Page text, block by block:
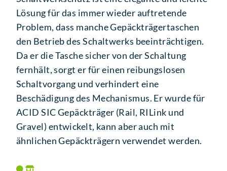
Lösung für das immer wieder auftretende
Problem, dass manche Gepäckträgertaschen
den Betrieb des Schaltwerks beeinträchtigen.
Da er die Tasche sicher von der Schaltung
fernhält, sorgt er für einen reibungslosen
Schaltvorgang und verhindert eine
Beschädigung des Mechanismus. Er wurde für
ACID SIC Gepäckträger (Rail, RILink und
Gravel) entwickelt, kann aber auch mit
ähnlichen Gepäckträgern verwendet werden.